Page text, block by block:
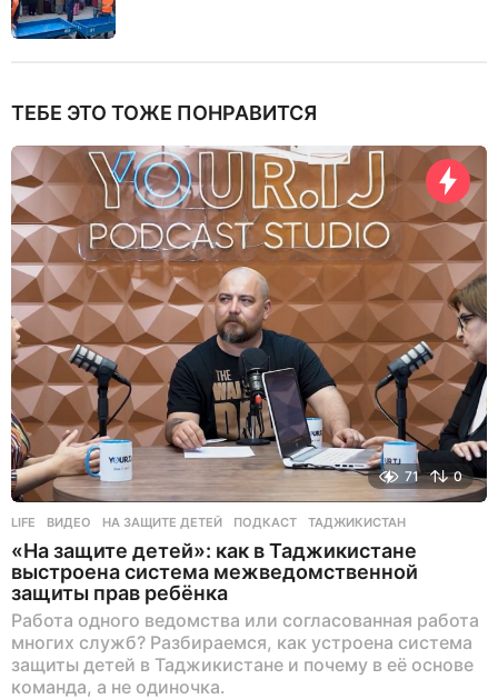
ТЕБЕ ЭТО ТОЖЕ ПОНРАВИТСЯ
71 0
LIFE ВИДЕО ,НА ЗАЩИТЕ ДЕТЕЙ ,ПОДКАСТ ,ТАДЖИКИСТАН
«На защите детей»: как в Таджикистане
выстроена система межведомственной
защиты прав ребёнка
Работа одного ведомства или согласованная работа
многих служб? Разбираемся, как устроена система
защиты детей в Таджикистане и почему в её основе
команда, а не одиночка.